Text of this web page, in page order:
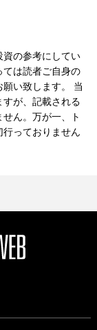
資の参考にしてい
ては読者ご自身の
い致します。 当
が、記載される
ん。万が一、ト
っておりません